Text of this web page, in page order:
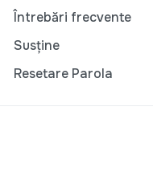
Întrebări frecvente
Susține
Resetare Parola